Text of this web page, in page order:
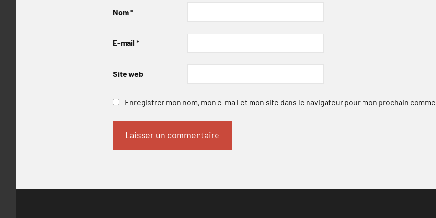
Nom*
E-mail *
Site web
Enregistrer mon nom, mon e-mail et mon site dans le navigateur pour mon prochain